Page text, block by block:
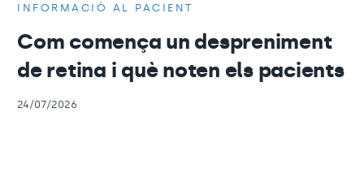
INFORMACIÓ AL PACIENT
Com comença un despreniment
de retina i què noten els pacients
24/07/2026